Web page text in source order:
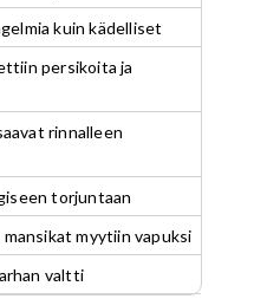
kuin kädelliset
persikoita ja
rinnalleen
torjuntaan
myytiin vapuksi
valtti